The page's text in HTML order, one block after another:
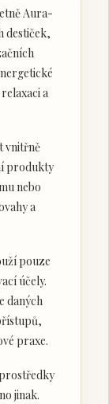
Aura-
destiček,
a
vnitřně
produkty
nebo
a
pouze
účely.
daných
praxe.
jinak.